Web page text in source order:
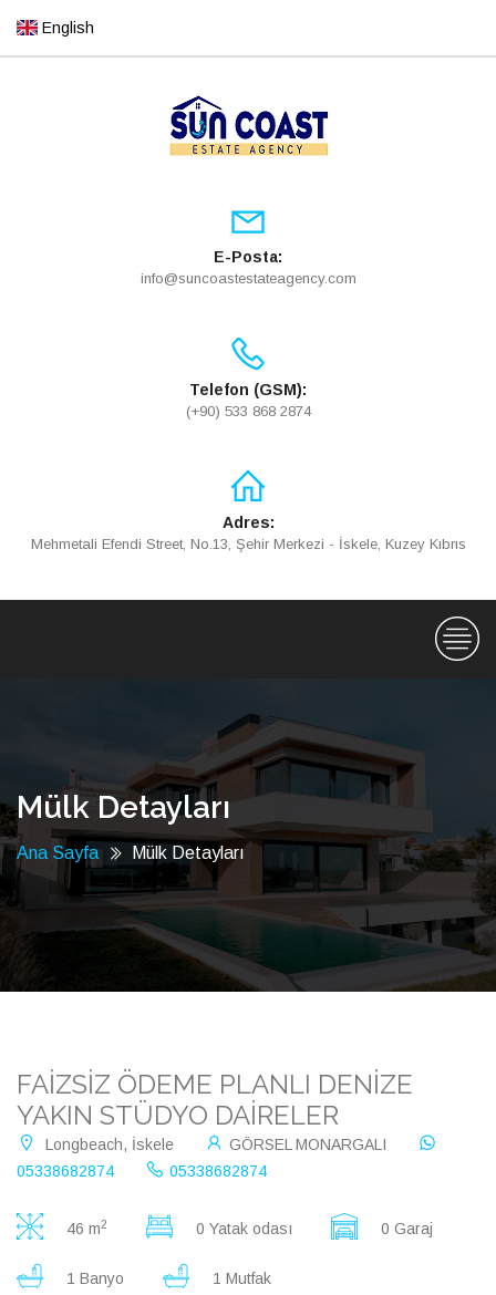
English
E-Posta:
info@suncoastestateagency.com
Telefon (GSM):
(+90) 533 868 2874
Adres:
Mehmetali Efendi Street, No.13, Şehir Merkezi - İskele, Kuzey Kıbrıs
Mülk Detayları
Ana Sayfa Mülk Detayları
FAİZSİZ ÖDEME PLANLI DENİZE
YAKIN STÜDYO DAİRELER
Longbeach, İskele
GÖRSEL MONARGALI
05338682874
05338682874
46 m2 0 Yatak odası 0 Garaj
1 Banyo 1 Mutfak